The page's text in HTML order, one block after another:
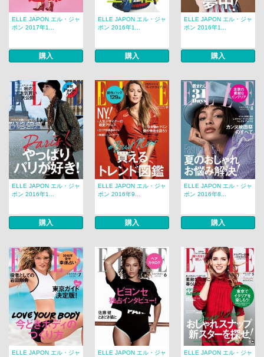
ELLE JAPON エル・ジャ
ポン 2017年1...
購入
ELLE JAPON エル・ジャ
ポン 2016年1...
購入
ELLE JAPON エル・ジャ
ポン 2016年1...
購入
ELLE JAPON エル・ジャ
ポン 2016年1...
購入
ELLE JAPON エル・ジャ
ポン 2016年9...
購入
ELLE JAPON エル・ジャ
ポン 2016年8...
購入
ELLE JAPON エル・ジャ
ELLE JAPON エル・ジャ
ELLE JAPON エル・ジャ